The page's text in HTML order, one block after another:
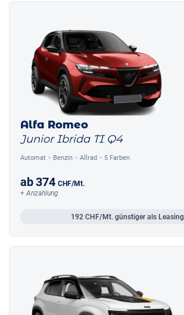
Alfa Romeo
Junior Ibrida TI Q4
Automat Benzin Allrad 5 Farben
ab374 CHF/Mt.
+ Anzahlung
192 CHF/Mt. günstiger als Leasing